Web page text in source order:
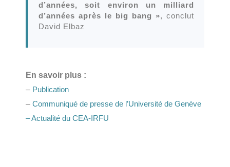
d’années, soit environ un milliard
d’années après le big bang », conclut
David Elbaz
En savoir plus :
– Publication
– Communiqué de presse de l’Université de Genève
– Actualité du CEA-IRFU